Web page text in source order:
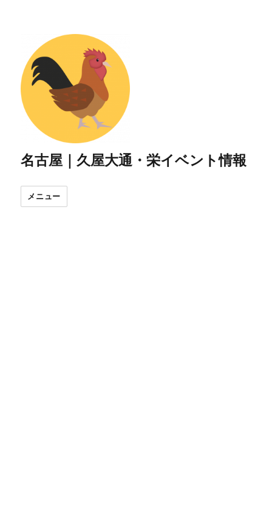
名古屋｜久屋大通・栄イベント情報
メニュー